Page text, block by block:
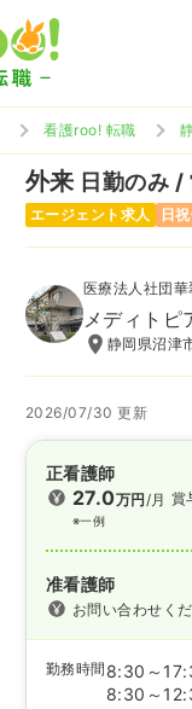
看護roo! 転職
外来 日勤のみ /
エージェント求人 日
医療法人社団華
メディトピ
静岡県沼津
2026/07/30 更新
正看護師
27.0万円/月
※一例
賞
准看護師
お問い合わせく
勤務時間 8:30～
8:30～